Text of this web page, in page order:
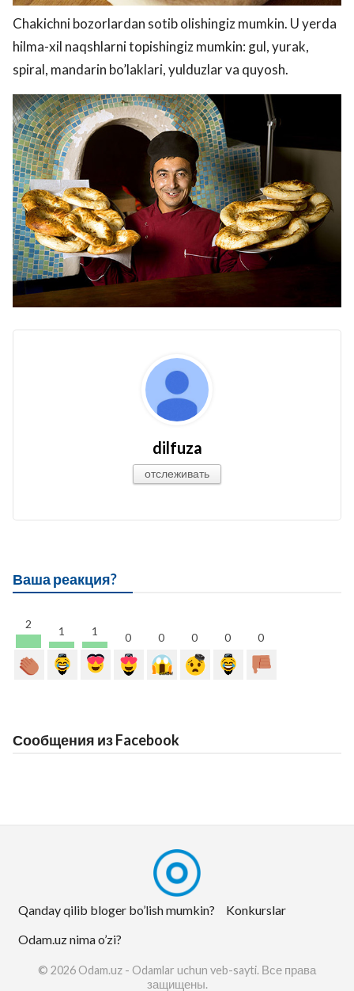
Chakichni bozorlardan sotib olishingiz mumkin. U yerda
hilma-xil naqshlarni topishingiz mumkin: gul, yurak,
spiral, mandarin bo’laklari, yulduzlar va quyosh.
dilfuza
отслеживать
Ваша реакция?
2 1 1 0 0 0 0 0
Сообщения из Facebook
Qanday qilib bloger bo’lish mumkin?
Konkurslar
Odam.uz nima o’zi?
© 2026 Odam.uz - Odamlar uchun veb-sayti. Все права
защищены.